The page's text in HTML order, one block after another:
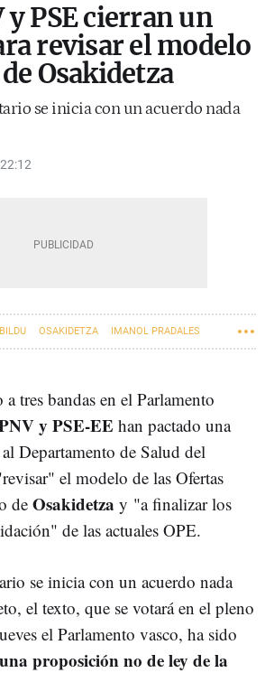
y PSE cierran un
revisar el modelo
Osakidetza
se inicia con un acuerdo nada
22:12
OSAKIDETZA IMANOL PRADALES
tres bandas en el Parlamento
y PSE-EE han pactado una
Departamento de Salud del
el modelo de las Ofertas
de Osakidetza y "a finalizar los
de las actuales OPE.
se inicia con un acuerdo nada
el texto, que se votará en el pleno
el Parlamento vasco, ha sido
una proposición no de ley de la